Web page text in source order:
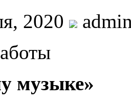
2020
музыке»